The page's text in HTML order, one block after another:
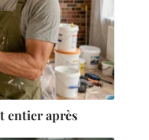
entier après